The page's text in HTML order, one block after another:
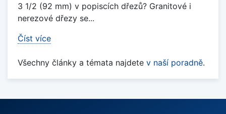
3 1/2 (92 mm) v popiscích dřezů? Granitové i
nerezové dřezy se...
Číst více
Všechny články a témata najdete v naší poradně.